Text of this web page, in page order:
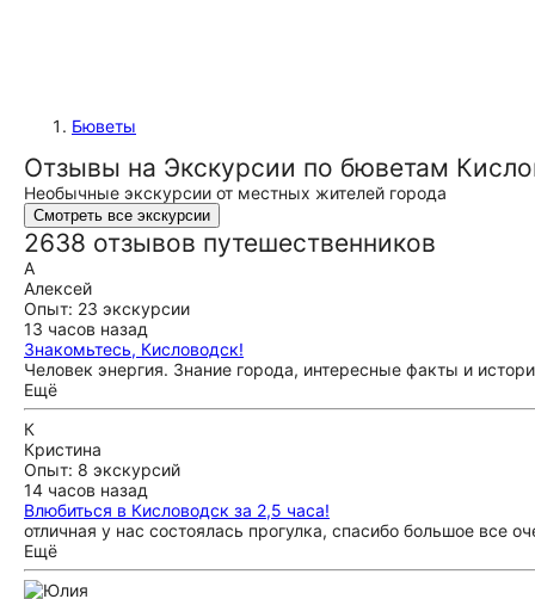
Бюветы
Отзывы на Экскурсии по бюветам
Необычные экскурсии от местных жителей города
Смотреть все экскурсии
2638 отзывов путешественников
А
Алексей
Опыт: 23 экскурсии
13 часов назад
Знакомьтесь, Кисловодск!
Человек энергия. Знание города, интересные факты и
Ещё
К
Кристина
Опыт: 8 экскурсий
14 часов назад
Влюбиться в Кисловодск за 2,5 часа!
отличная у нас состоялась прогулка, спасибо большое все
Ещё